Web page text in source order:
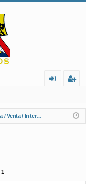
nt
ifi
ist
ra
Compra / Venta / Intercambio
1